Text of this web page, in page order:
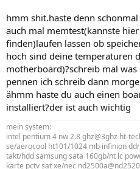
hmm shit.haste denn
auch mal memtest(kannste
finden)laufen lassen ob
hoch sind deine temperaturen
motherboard)?schreib mal
pennen ich schreib dann
ähmm haste du auch einen
installiert?der ist auch wichtig
mein system:
intel pentium 4 nw 2.8 ghz@3ghz ht-
se/aerocool ht101/1024 mb infinion
takt/hdd samsung sata 160gb/nt lc
karte pctv sat xe/nec